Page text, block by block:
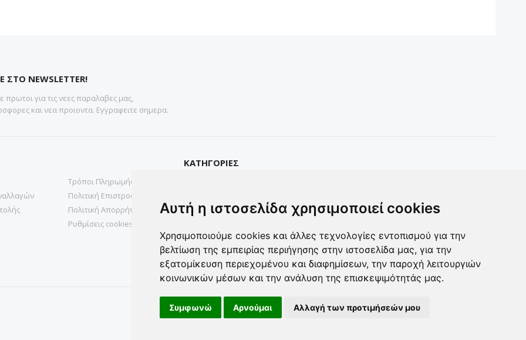
Αυτή η ιστοσελίδα χρησιμοποιεί cookies
Χρησιμοποιούμε cookies και άλλες τεχνολογίες εντοπισμού για την
βελτίωση της εμπειρίας περιήγησης στην ιστοσελίδα μας, για την
εξατομίκευση περιεχομένου και διαφημίσεων, την παροχή λειτουργιών
κοινωνικών μέσων και την ανάλυση της επισκεψιμότητάς μας.
Συμφωνώ Αρνούμαι Αλλαγή των προτιμήσεών μου
ΣΤΟ NEWSLETTER!
πρωτοι για τις νεες παραλαβες μας,
και νεα προιοντα. Εγγραφειτε σημερα.
Τρόποι Πληρωμής
Πολιτική Επιστροφών
Πολιτική Απορρήτου
Ρυθμίσεις cookies
ΚΑΤΗΓΟΡΙΕΣ
Σπιτι& Κηπος